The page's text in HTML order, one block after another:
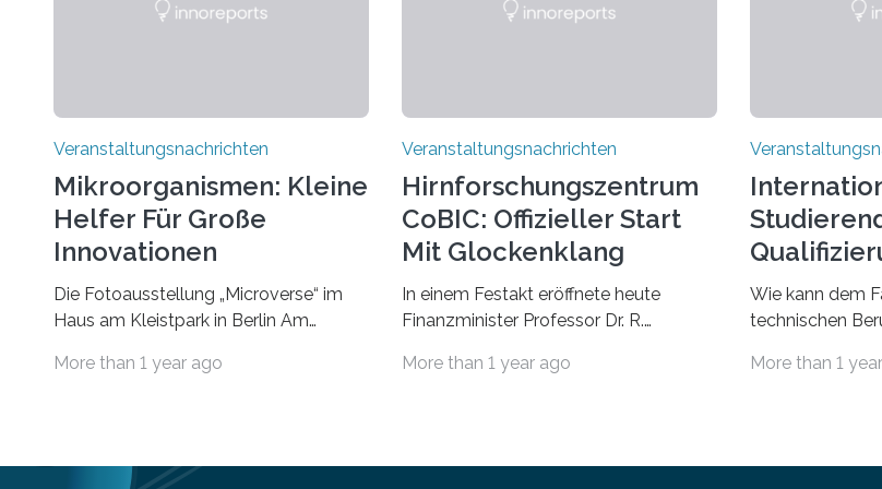
Veranstaltungsnachrichten
Mikroorganismen: Kleine
Helfer Für Große
Innovationen
Die Fotoausstellung „Microverse“ im
Haus am Kleistpark in Berlin Am
Kleistpark, Berlin-Schöneberg, die
Momentaufnahmen, die den
More than 1 year ago
Veranstaltungsnachrichten
Hirnforschungszentrum
CoBIC: Offizieller Start
Mit Glockenklang
In einem Festakt eröffnete heute
Finanzminister Professor Dr. R.
Imaging Center (CoBIC) auf dem
More than 1 year ago
Wie kann dem
technischen
Beispiel durch
More than 1